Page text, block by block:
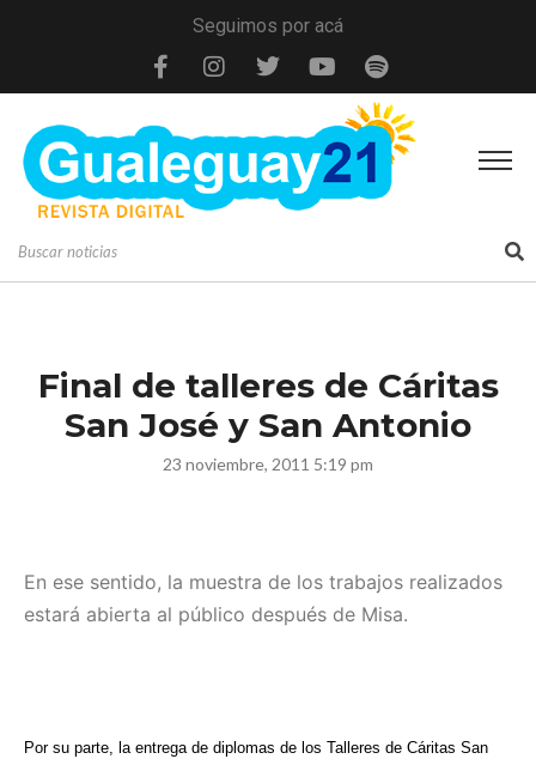
Seguimos por acá
Final de talleres de Cáritas
San José y San Antonio
23 noviembre, 2011 5:19 pm
En ese sentido, la muestra de los trabajos realizados
estará abierta al público después de Misa.
Por su parte, la entrega de diplomas de los Talleres de Cáritas San